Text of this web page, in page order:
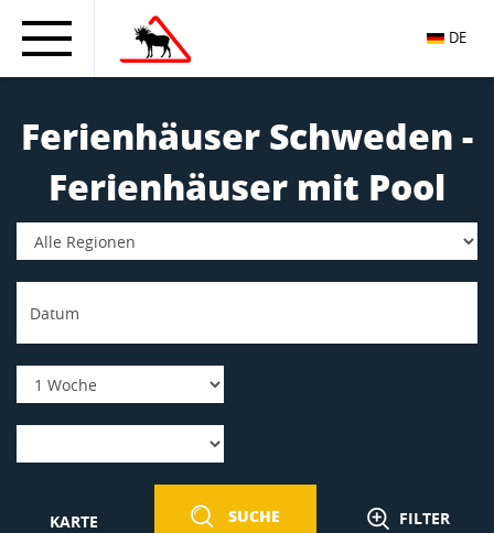
DE
Ferienhäuser Schweden -
Ferienhäuser mit Pool
KARTE SUCHE FILTER